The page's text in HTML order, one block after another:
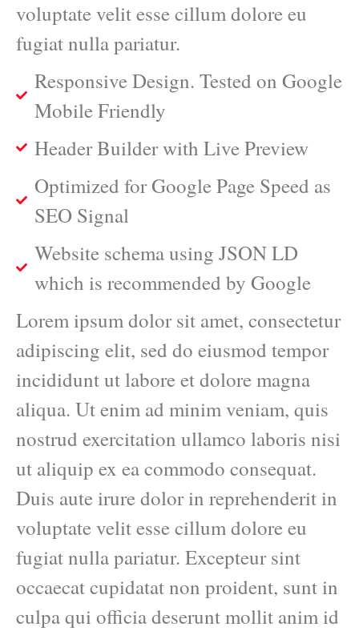
voluptate velit esse cillum dolore eu
fugiat nulla pariatur.
Responsive Design. Tested on Google
Mobile Friendly
Header Builder with Live Preview
Optimized for Google Page Speed as
SEO Signal
Website schema using JSON LD
which is recommended by Google
Lorem ipsum dolor sit amet, consectetur
adipiscing elit, sed do eiusmod tempor
incididunt ut labore et dolore magna
aliqua. Ut enim ad minim veniam, quis
nostrud exercitation ullamco laboris nisi
ut aliquip ex ea commodo consequat.
Duis aute irure dolor in reprehenderit in
voluptate velit esse cillum dolore eu
fugiat nulla pariatur. Excepteur sint
occaecat cupidatat non proident, sunt in
culpa qui officia deserunt mollit anim id